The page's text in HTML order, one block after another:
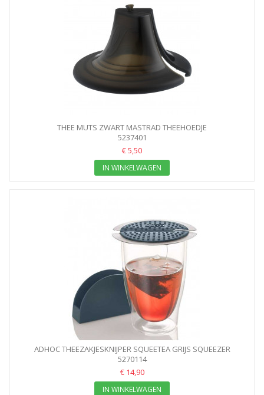
THEE MUTS ZWART MASTRAD THEEHOEDJE
5237401
€ 5,50
IN WINKELWAGEN
ADHOC THEEZAKJESKNIJPER SQUEETEA GRIJS SQUEEZER
5270114
€ 14,90
IN WINKELWAGEN